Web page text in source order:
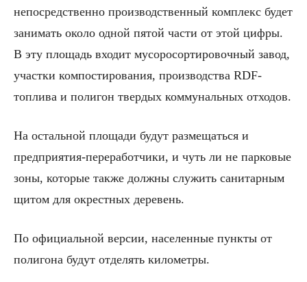
непосредственно производственный комплекс будет
занимать около одной пятой части от этой цифры.
В эту площадь входит мусоросортировочный завод,
участки компостирования, производства RDF-
топлива и полигон твердых коммунальных отходов.
На остальной площади будут размещаться и
предприятия-переработчики, и чуть ли не парковые
зоны, которые также должны служить санитарным
щитом для окрестных деревень.
По официальной версии, населенные пункты от
полигона будут отделять километры.